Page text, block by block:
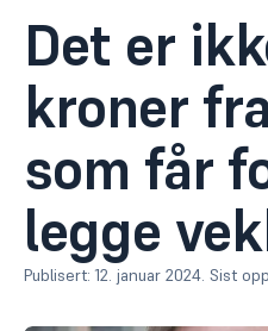
Det er
kroner
som får
legge
Publisert: 12. januar 2024. Sist